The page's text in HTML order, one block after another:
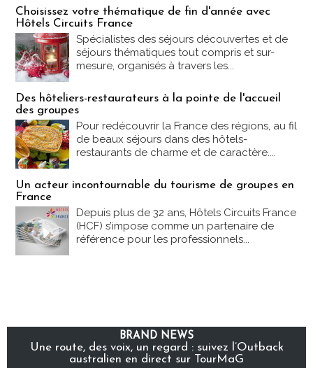
Choisissez votre thématique de fin d'année avec
Hôtels Circuits France
Spécialistes des séjours découvertes et de
séjours thématiques tout compris et sur-
mesure, organisés à travers les...
Des hôteliers-restaurateurs à la pointe de l'accueil
des groupes
Pour redécouvrir la France des régions, au fil
de beaux séjours dans des hôtels-
restaurants de charme et de caractère....
Un acteur incontournable du tourisme de groupes en
France
Depuis plus de 32 ans, Hôtels Circuits France
(HCF) s’impose comme un partenaire de
référence pour les professionnels...
BRAND NEWS
Une route, des voix, un regard : suivez l’Outback
australien en direct sur TourMaG